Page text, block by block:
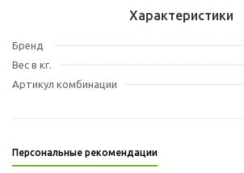
Характеристики
Бренд
Вес в кг.
Артикул комбинации
Персональные рекомендации